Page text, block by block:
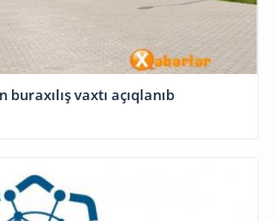
vaxtı açıqlanıb